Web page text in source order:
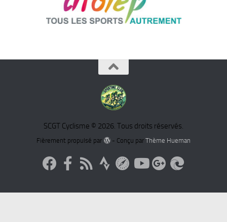
SCGT Cyclisme © 2026. Tous droits réservés.
Fièrement propulsé par - Conçu par Thème Hueman